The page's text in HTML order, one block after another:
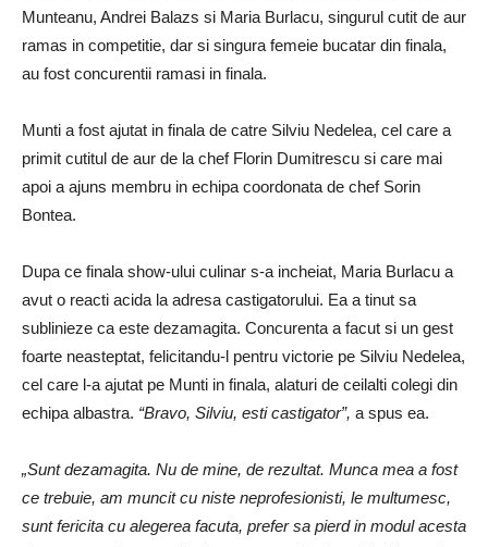
Munteanu, Andrei Balazs si Maria Burlacu, singurul cutit de aur
ramas in competitie, dar si singura femeie bucatar din finala,
au fost concurentii ramasi in finala.
Munti a fost ajutat in finala de catre Silviu Nedelea, cel care a
primit cutitul de aur de la chef Florin Dumitrescu si care mai
apoi a ajuns membru in echipa coordonata de chef Sorin
Bontea.
Dupa ce finala show-ului culinar s-a incheiat, Maria Burlacu a
avut o reacti acida la adresa castigatorului. Ea a tinut sa
sublinieze ca este dezamagita. Concurenta a facut si un gest
foarte neasteptat, felicitandu-l pentru victorie pe Silviu Nedelea,
cel care l-a ajutat pe Munti in finala, alaturi de ceilalti colegi din
echipa albastra. “Bravo, Silviu, esti castigator”, a spus ea.
„Sunt dezamagita. Nu de mine, de rezultat. Munca mea a fost
ce trebuie, am muncit cu niste neprofesionisti, le multumesc,
sunt fericita cu alegerea facuta, prefer sa pierd in modul acesta